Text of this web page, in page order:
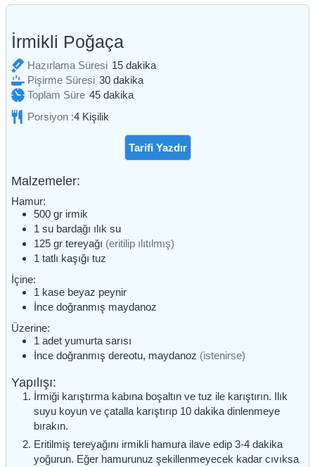
İrmikli Poğaça
Hazırlama Süresi 15dakika
dakika
Pişirme Süresi 30dakika
dakika
Toplam Süre 45dakika
dakika
Porsiyon :4 Kişilik
Tarifi Yazdır
Malzemeler:
Hamur:
500 gr irmik
1 su bardağı ılık su
125 gr tereyağı (eritilip ılıtılmış)
1 tatlı kaşığı tuz
İçine:
1 kase beyaz peynir
İnce doğranmış maydanoz
Üzerine:
1 adet yumurta sarısı
İnce doğranmış dereotu, maydanoz (istenirse)
Yapılışı:
İrmiği karıştırma kabına boşaltın ve tuz ile karıştırın. Ilık
suyu koyun ve çatalla karıştırıp 10 dakika dinlenmeye
bırakın.
Eritilmiş tereyağını irmikli hamura ilave edip 3-4 dakika
yoğurun. Eğer hamurunuz şekillenmeyecek kadar cıvıksa